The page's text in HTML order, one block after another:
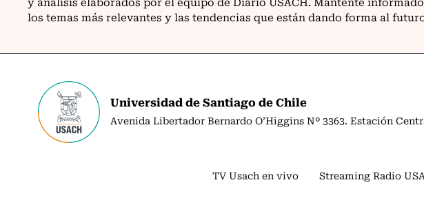
Universidad de Santiago de Chile
Avenida Libertador Bernardo O’Higgins Nº 3363. Estación
TV Usach en vivo Streaming Radio